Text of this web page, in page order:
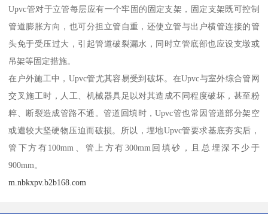
Upvc管对于立管每层应有一个牢固的固定支架，固定支架既可控制
管道膨胀方向，也可分担立管自重，还使立管与出户横管连接的管
头免于受压过大，引起管道破裂漏水，同时立管底部也应设支墩或
吊架等固定措施。
在户外施工中，Upvc管尤其容易受到破坏。在Upvc与室外综合管网
交叉施工时，人工、机械器具足以对其造成不同程度破坏，甚至粉
粹、断裂造成管路不通。管道回填时，Upvc管也常因管道部分架空
或遭较大坚硬物压迫而破损。所以，埋地Upvc管要求基底夯实后，
管下方有100mm、管上方有300mm回填砂，且总埋深不少于
900mm。
m.nbkxpv.b2b168.com